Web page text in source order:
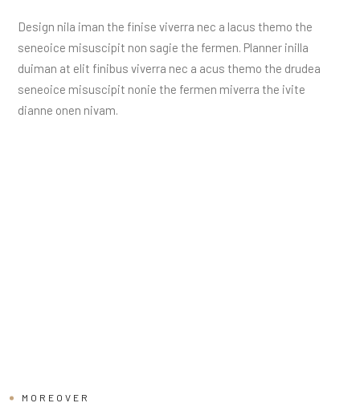
Design nila iman the finise viverra nec a lacus themo the
seneoice misuscipit non sagie the fermen. Planner inilla
duiman at elit finibus viverra nec a acus themo the drudea
seneoice misuscipit nonie the fermen miverra the ivite
dianne onen nivam.
MOREOVER